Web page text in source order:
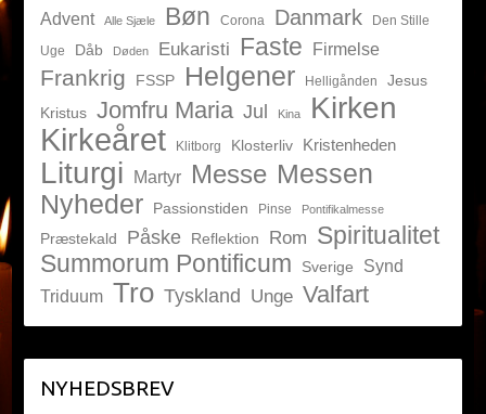
Advent Alle Sjæle Bøn Corona Danmark
Den Stille
Uge
Dåb Døden Eukaristi Faste Firmelse
Frankrig FSSP Helgener Helligånden
Jesus
Kristus Jomfru Maria Jul Kina Kirken
Kirkeåret Klitborg Klosterliv Kristenheden
Liturgi Martyr Messe Messen
Nyheder
Passionstiden Pinse Pontifikalmesse
Præstekald Påske Reflektion Rom Spiritualitet
Summorum Pontificum Sverige
Synd
Triduum Tro Tyskland Unge Valfart
NYHEDSBREV